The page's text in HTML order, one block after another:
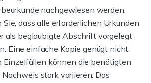
nachgewiesen werden.
dass alle erforderlichen Urkunden
als beglaubigte Abschrift vorgelegt
Eine einfache Kopie genügt nicht.
Einzelfällen können die benötigten
stark variieren. Das